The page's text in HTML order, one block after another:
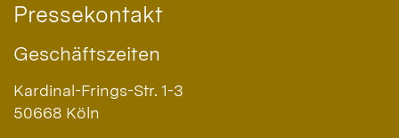
Pressekontakt
Geschäftszeiten
Kardinal-Frings-Str. 1-3
50668 Köln